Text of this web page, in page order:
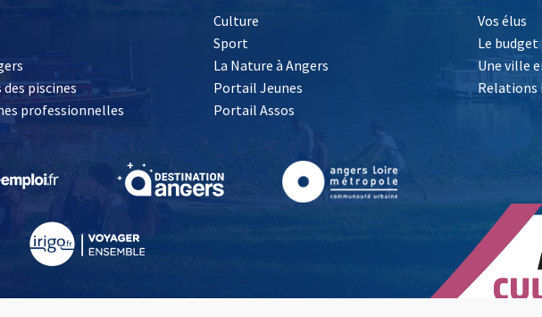
, Ouvre une nouvelle fenêtre
piscines
professionnelles
Culture
Sport
La Nature à Angers
Portail Jeunes
Portail Assos
Vos élus
Le budget
Une ville
fenêtre , Ouvre une nouvelle fenêtre , Ouvre une nouvelle fenêtre, Ouvre une nouvelle